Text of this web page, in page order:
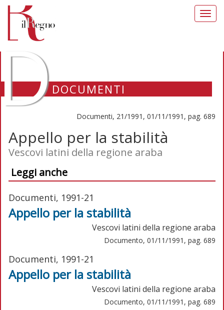
DOCUMENTI
Documenti, 21/1991, 01/11/1991, pag. 689
Appello per la stabilità
Vescovi latini della regione araba
Leggi anche
Documenti, 1991-21
Appello per la stabilità
Vescovi latini della regione araba
Documento, 01/11/1991, pag. 689
Documenti, 1991-21
Appello per la stabilità
Vescovi latini della regione araba
Documento, 01/11/1991, pag. 689